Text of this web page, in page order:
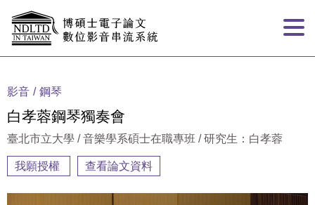
影音 鋼琴
白孝蓉鋼琴獨奏會
臺北市立大學 / 音樂學系碩士在職專班 / 研究生：白孝蓉
我願授權 查看論文資料